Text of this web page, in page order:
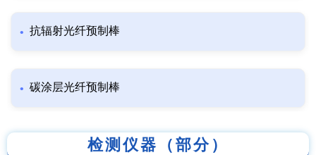
抗辐射光纤预制棒
碳涂层光纤预制棒
检测仪器（部分）